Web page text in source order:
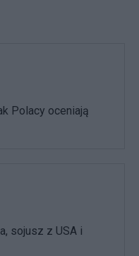
Polacy oceniają
sojusz z USA i